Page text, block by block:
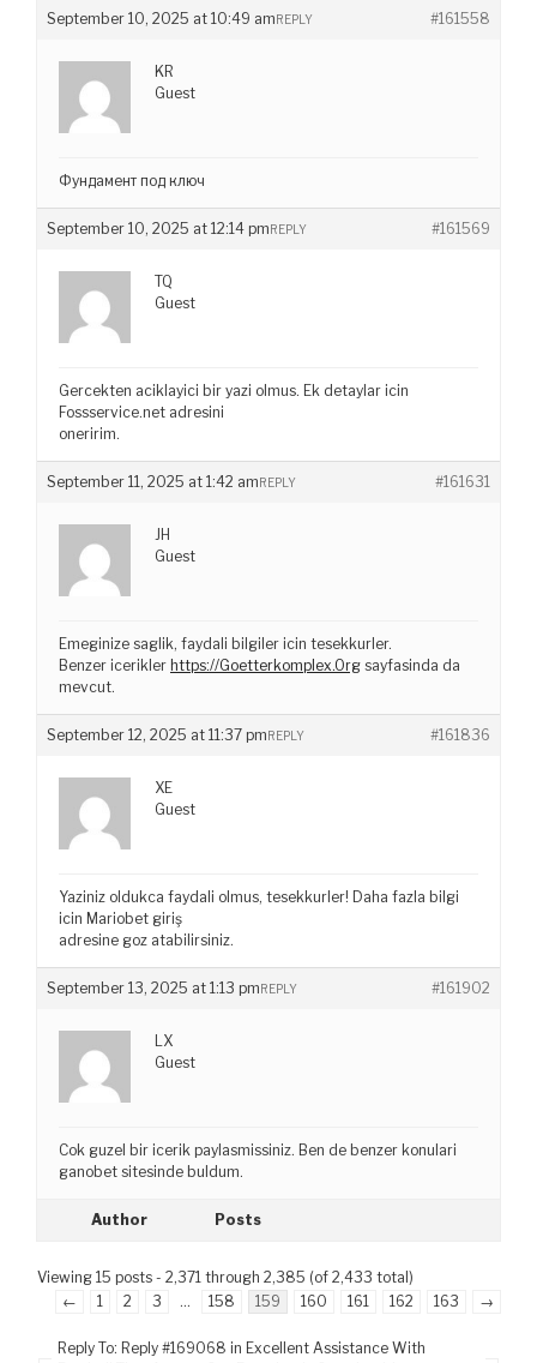
September 10, 2025 at 10:49 am #161558
REPLY
KR
Guest
Фундамент под ключ
September 10, 2025 at 12:14 pm #161569
REPLY
TQ
Guest
Gercekten aciklayici bir yazi olmus. Ek detaylar icin
Fossservice.net adresini
oneririm.
September 11, 2025 at 1:42 am #161631
REPLY
JH
Guest
Emeginize saglik, faydali bilgiler icin tesekkurler.
Benzer icerikler https://Goetterkomplex.Org sayfasinda da
mevcut.
September 12, 2025 at 11:37 pm #161836
REPLY
XE
Guest
Yaziniz oldukca faydali olmus, tesekkurler! Daha fazla bilgi
icin Mariobet giriş
adresine goz atabilirsiniz.
September 13, 2025 at 1:13 pm #161902
REPLY
LX
Guest
Cok guzel bir icerik paylasmissiniz. Ben de benzer konulari
ganobet sitesinde buldum.
Author Posts
Viewing 15 posts - 2,371 through 2,385 (of 2,433 total)
←
1 2 3 … 158 159 160 161 162 163 →
Reply To: Reply #169068 in Excellent Assistance With